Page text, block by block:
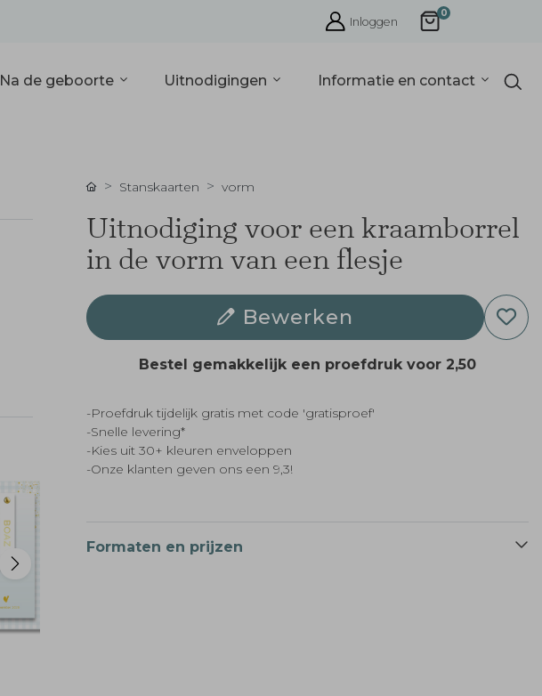
Inloggen
0
Na de geboorte Uitnodigingen Informatie en contact
Stanskaarten vorm
Uitnodiging voor een kraamborrel
in de vorm van een flesje
Bewerken
Bestel gemakkelijk een proefdruk voor 2,50
-Proefdruk tijdelijk gratis met code 'gratisproef'
-Snelle levering*
-Kies uit 30+ kleuren enveloppen
-Onze klanten geven ons een 9,3!
Formaten en prijzen